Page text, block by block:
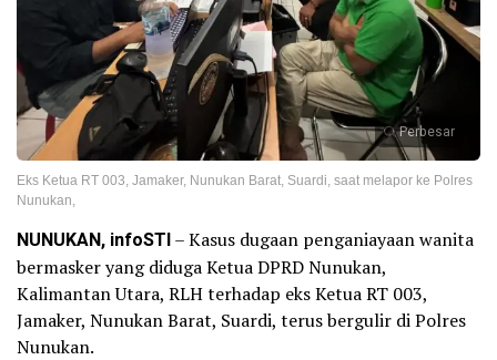
Perbesar
Eks Ketua RT 003, Jamaker, Nunukan Barat, Suardi, saat melapor ke Polres
Nunukan,
NUNUKAN, infoSTI– Kasus dugaan penganiayaan wanita
bermasker yang diduga Ketua DPRD Nunukan,
Kalimantan Utara, RLH terhadap eks Ketua RT 003,
Jamaker, Nunukan Barat, Suardi, terus bergulir di Polres
Nunukan.